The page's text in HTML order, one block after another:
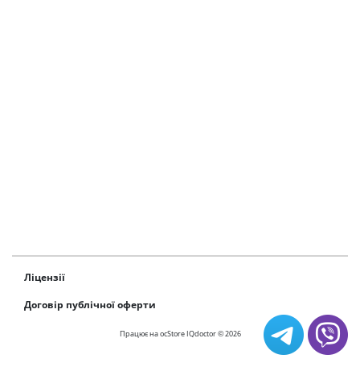
Ліцензії
Договір публічної оферти
Працює наocStoreIQdoctor © 2026